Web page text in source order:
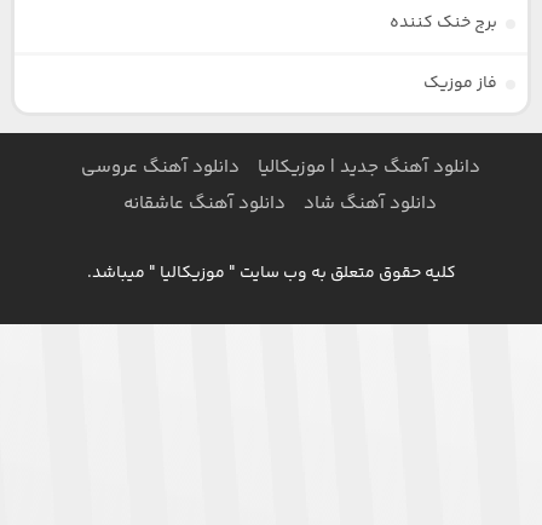
برج خنک کننده
فاز موزیک
دانلود آهنگ جدید | موزیکالیا
دانلود آهنگ عروسی
دانلود آهنگ شاد
دانلود آهنگ عاشقانه
کلیه حقوق متعلق به وب سایت " موزیکالیا " میباشد.